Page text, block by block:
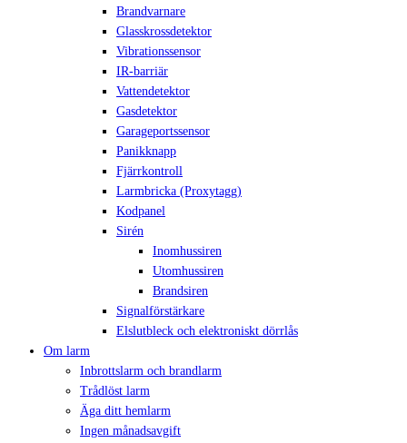
Brandvarnare
Glasskrossdetektor
Vibrationssensor
IR-barriär
Vattendetektor
Gasdetektor
Garageportssensor
Panikknapp
Fjärrkontroll
Larmbricka (Proxytagg)
Kodpanel
Sirén
Inomhussiren
Utomhussiren
Brandsiren
Signalförstärkare
Elslutbleck och elektroniskt dörrlås
Om larm
Inbrottslarm och brandlarm
Trådlöst larm
Äga ditt hemlarm
Ingen månadsavgift